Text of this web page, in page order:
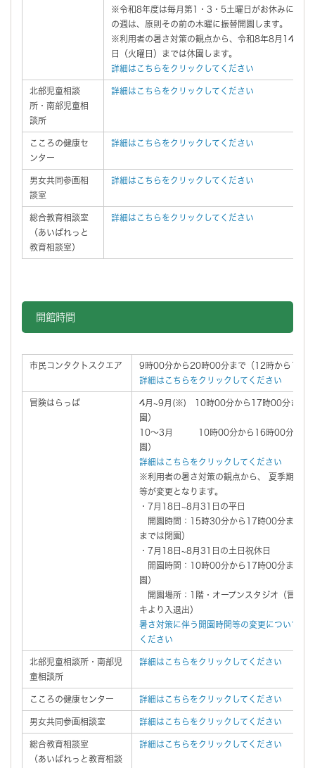
※令和8年度は毎月第1・3・5土曜日がお休みになり
の週は、原則その前の木曜に振替開園します。
※利用者の暑さ対策の観点から、令和8年8月14日（
日（火曜日）までは休園します。
詳細はこちらをクリックしてください
北部児童相談
所・南部児童相
談所
詳細はこちらをクリックしてください
こころの健康セ
ンター
詳細はこちらをクリックしてください
男女共同参画相
談室
詳細はこちらをクリックしてください
総合教育相談室
（あいぱれっと
教育相談室）
詳細はこちらをクリックしてください
開館時間
市民コンタクトスクエア
9時00分から20時00分まで（12時から13時
詳細はこちらをクリックしてください
冒険はらっぱ
4月~9月(※) 10時00分から17時00分まで
園）
10～3月 10時00分から16時00分まで
園）
詳細はこちらをクリックしてください
※利用者の暑さ対策の観点から、 夏季期間の
等が変更となります。
・7月18日~8月31日の平日
開園時間：15時30分から17時00分まで（
までは閉園）
・7月18日~8月31日の土日祝休日
開園時間：10時00分から17時00分まで（
園）
開園場所：1階・オープンスタジオ（冒険は
キより入退出）
暑さ対策に伴う開園時間等の変更については
ください
北部児童相談所・南部児
童相談所
詳細はこちらをクリックしてください
こころの健康センター 詳細はこちらをクリックしてください
男女共同参画相談室 詳細はこちらをクリックしてください
総合教育相談室
（あいぱれっと教育相談
詳細はこちらをクリックしてください